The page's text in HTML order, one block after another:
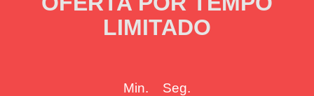
LIMITADO
Min. Seg.